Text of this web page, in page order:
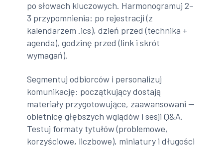
po słowach kluczowych. Harmonogramuj 2–
3 przypomnienia: po rejestracji (z
kalendarzem .ics), dzień przed (technika +
agenda), godzinę przed (link i skrót
wymagań).
Segmentuj odbiorców i personalizuj
komunikację: początkujący dostają
materiały przygotowujące, zaawansowani —
obietnicę głębszych wglądów i sesji Q&A.
Testuj formaty tytułów (problemowe,
korzyściowe, liczbowe), miniatury i długości